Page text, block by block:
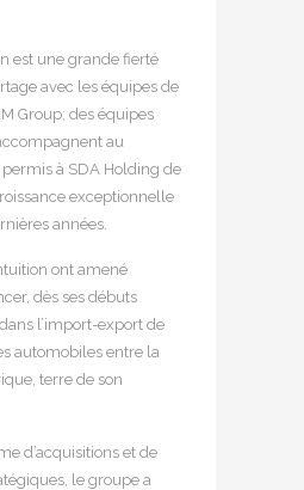
est une grande fierté
avec les équipes de
Group; des équipes
au
à SDA Holding de
exceptionnelle
années.
ont amené
dès ses débuts
l’import-export de
automobiles entre la
terre de son
d’acquisitions et de
le groupe a